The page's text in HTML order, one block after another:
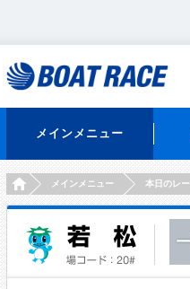
メインメニュー
HOMEメインメニュー 本日のレー